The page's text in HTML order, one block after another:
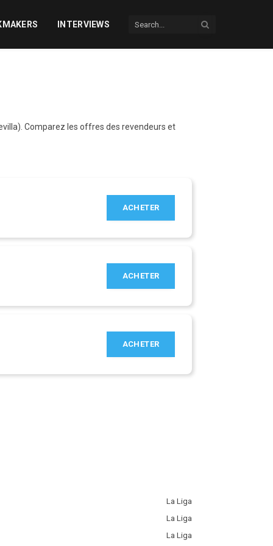
INTERVIEWS
Comparez les offres des revendeurs et
ACHETER
ACHETER
ACHETER
La Liga
La Liga
La Liga